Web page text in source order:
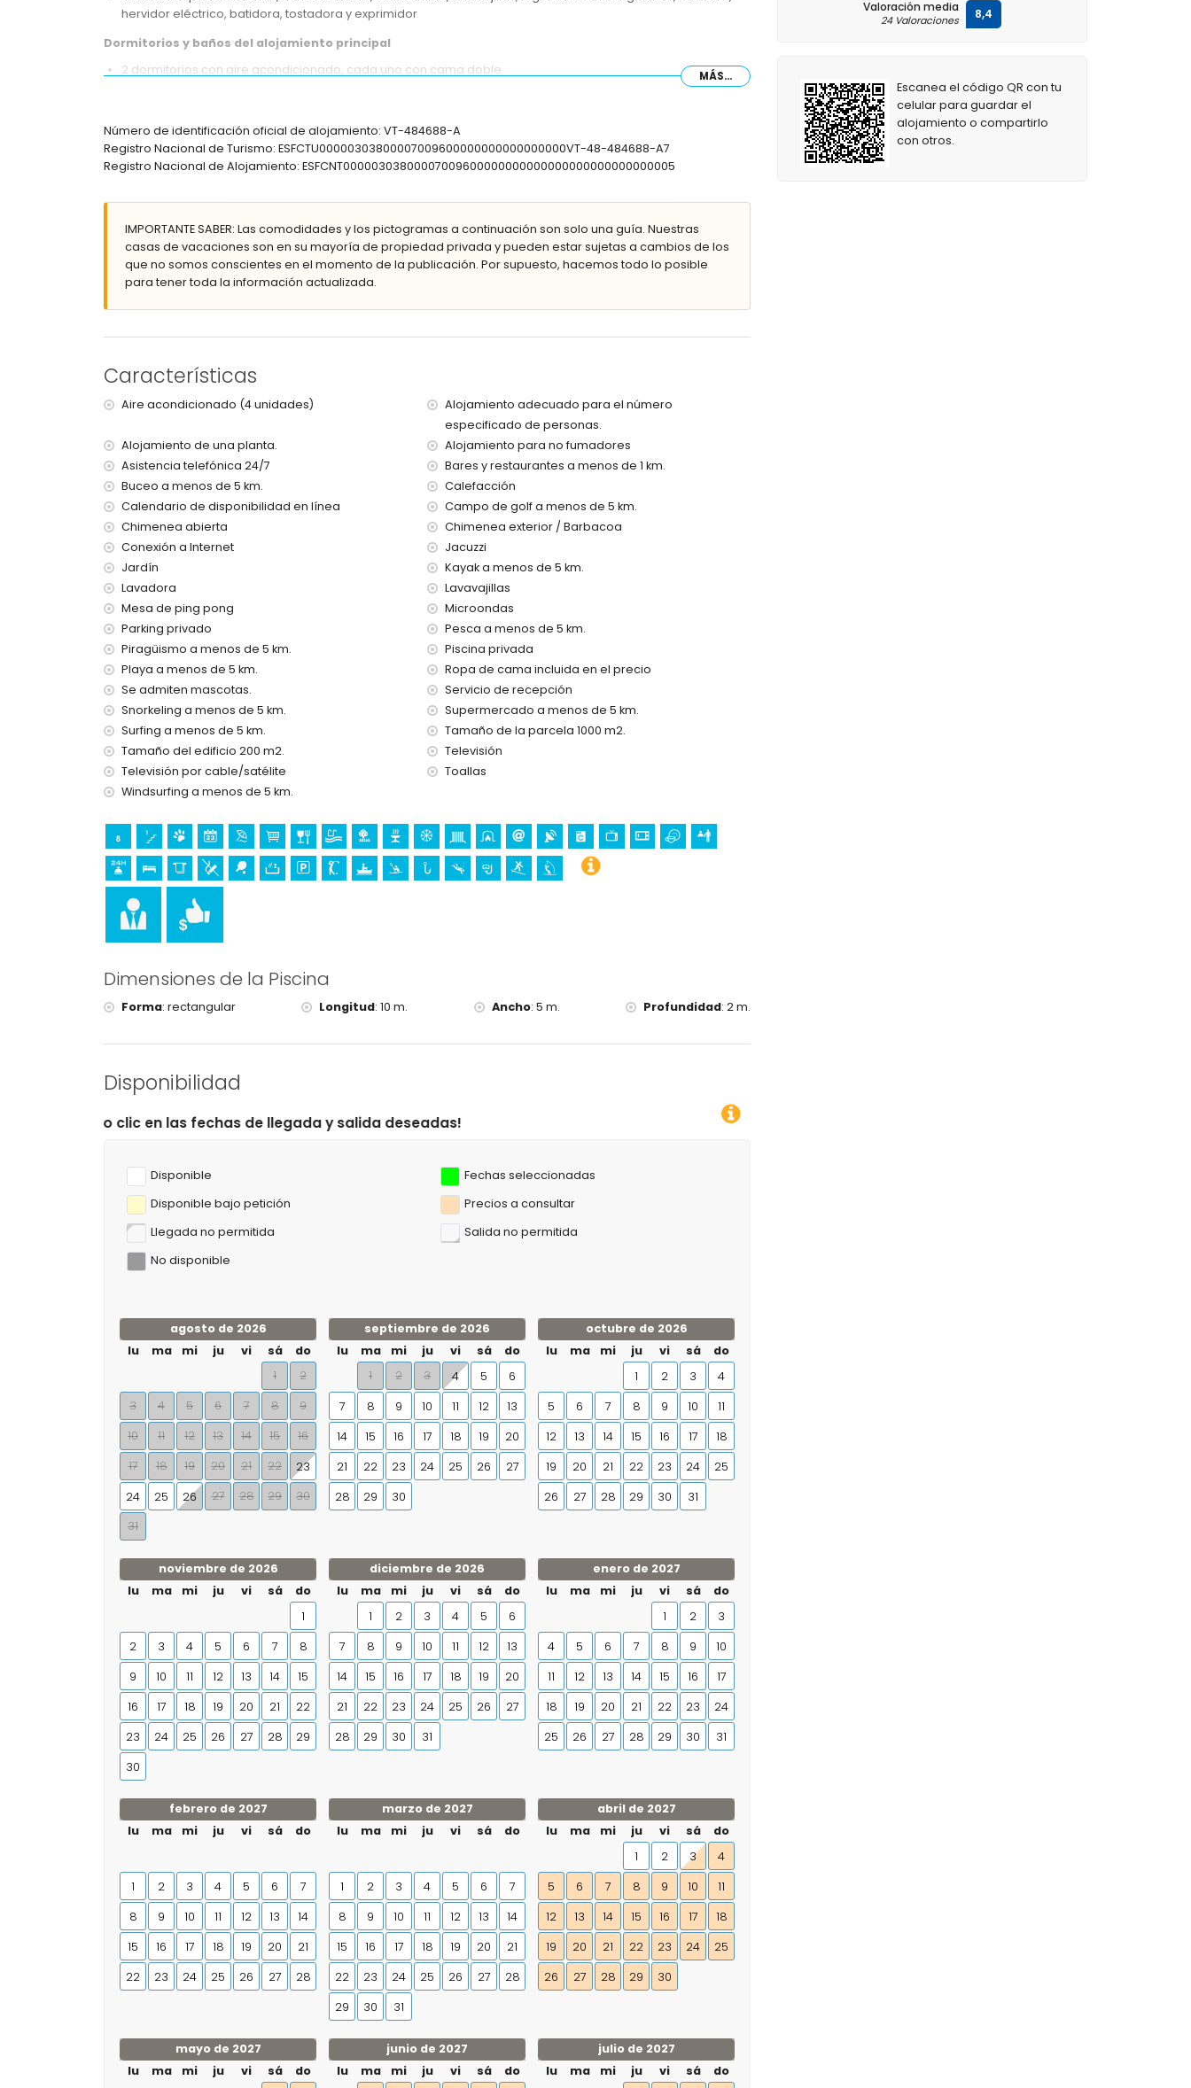
hervidor eléctrico, batidora, tostadora y exprimidor
Dormitorios y baños del alojamiento principal
2 dormitorios con aire acondicionado, cada uno con cama doble
baño con doble lavabo, bañera, ducha y aseo
Interior del apartamento interior
dormitorio con aire acondicionado y cama doble
Exterior de esta casa de vacaciones
parcela vallada
piscina privada de 10m x 5m y 2m de profundidad
hermoso jardín con césped, árboles y mobiliario de jardín con tumbonas
ducha exterior
2 plazas de aparcamiento privadas
Más información
pueblo más cercano: Xàbia (a menos de 5 kilómetros de la casa)
orilla o ribera más cercana: Mediterráneo (a menos de 5 kilómetros de la casa)
playa más cercana: El Moraig, Xàbia (a menos de 5 kilómetros de la casa)
puerto más cercano: Puerto de Moraira (a menos de 10 kilómetros de la casa)
parque más cercano: Cumbre del Sol (a menos de 10 kilómetros de la casa)
aeropuerto más cercano: Alicante (a menos de 100 kilómetros de la casa)
segundo aeropuerto más cercano: Valencia (> 100 kilómetros)
se prohíbe fumar
se admiten mascotas
El alojamiento es muy adecuado para familias con niños
Instalaciones y servicios incluidos en el precio del alquiler de esta casa de vacaciones
internet (WiFi)
plancha y tabla de planchar
servicio de recepción y servicio de emergencia 24 horas
ping-pong
calefacción central y aire acondicionado
Instalaciones y servicios con coste adicional
jacuzzi al aire libre
Entretenimiento y actividades de ocio para sus vacaciones en Benitachell, Costa Blanca
paseo (El Portet) (a menos de 5 kilómetros de la casa)
iglesia (Parroquia de Santa María Magdalena, Benitachell), castillo (Castell de Moraira), ruina (Castell de
Moraira), monumento (Torre de Vigía del Cap d'Or) y lugar histórico (Centro histórico) (a menos de 5
museo (Ecomuseo Cemroqt L'almassera) (a menos de 10 kilómetros del alojamiento)
Deportes
kilómetros de la casa)
MÁS...
Número de identificación oficial de alojamiento: VT-484688-A
Registro Nacional de Turismo: ESFCTU00000303800007009600000000000000000VT-48-484688-A7
Registro Nacional de Alojamiento: ESFCNT00000303800007009600000000000000000000000000005
IMPORTANTE SABER: Las comodidades y los pictogramas a continuación son solo una guía. Nuestras
casas de vacaciones son en su mayoría de propiedad privada y pueden estar sujetas a cambios de los
que no somos conscientes en el momento de la publicación. Por supuesto, hacemos todo lo posible
para tener toda la información actualizada.
Características
Aire acondicionado (4 unidades)
Alojamiento adecuado para el número
especificado de personas.
Alojamiento de una planta.
Alojamiento para no fumadores
Asistencia telefónica 24/7
Bares y restaurantes a menos de 1 km.
Buceo a menos de 5 km.
Calefacción
Calendario de disponibilidad en línea
Campo de golf a menos de 5 km.
Chimenea abierta
Chimenea exterior / Barbacoa
Conexión a Internet
Jacuzzi
Jardín
Kayak a menos de 5 km.
Lavadora
Lavavajillas
Mesa de ping pong
Microondas
Parking privado
Pesca a menos de 5 km.
Piragüismo a menos de 5 km.
Piscina privada
Playa a menos de 5 km.
Ropa de cama incluida en el precio
Se admiten mascotas.
Servicio de recepción
Snorkeling a menos de 5 km.
Supermercado a menos de 5 km.
Surfing a menos de 5 km.
Tamaño de la parcela 1000 m2.
Tamaño del edificio 200 m2.
Televisión
Televisión por cable/satélite
Toallas
Windsurfing a menos de 5 km.
Dimensiones de la Piscina
Forma: rectangular Longitud:10 m. Ancho: 5 m. Profundidad: 2 m.
Disponibilidad
las fechas de llegada y salida deseadas!
Disponible
Fechas seleccionadas
Disponible bajo petición
Precios a consultar
Llegada no permitida
Salida no permitida
No disponible
agosto de 2026
lu
ma mi ju vi sá
do
1
2
3
4 5 6 7 8
9
10
11 12 13 14 15
16
17
18 19 20 21 22
23
24
25 26 27 28 29
30
31
septiembre de 2026
lu
ma mi ju vi sá
do
1
2 3 4 5
6
7
8 9 10 11 12
13
14
15 16 17 18 19
20
21
22 23 24 25 26
27
28
29 30
octubre de 2026
lu
ma mi ju vi sá
do
1
2 3
4
5
6 7 8 9 10
11
12
13 14 15 16 17
18
19
20 21 22 23 24
25
26
27 28 29 30 31
noviembre de 2026
lu
ma mi ju vi sá
do
1
2
3 4 5 6 7
8
9
10 11 12 13 14
15
16
17 18 19 20 21
22
23
24 25 26 27 28
29
30
diciembre de 2026
lu
ma mi ju vi sá
do
1
2 3 4 5
6
7
8 9 10 11 12
13
14
15 16 17 18 19
20
21
22 23 24 25 26
27
28
29 30 31
enero de 2027
lu
ma mi ju vi sá
do
1
2
3
4
5 6 7 8 9
10
11
12 13 14 15 16
17
18
19 20 21 22 23
24
25
26 27 28 29 30 31
febrero de 2027
lu
ma mi ju vi sá do
1 2 3 4 5 6
7
8
9 10 11 12 13
14
15
16 17 18 19 20
21
22
23 24 25 26 27 28
marzo de 2027
lu
ma mi ju vi sá do
1 2 3 4 5 6
7
8
9 10 11 12 13
14
15
16 17 18 19 20
21
22
23 24 25 26 27
28
29
30 31
abril de 2027
lu
ma mi ju vi sá
do
1
2 3
4
5
6 7 8 9 10
11
12
13 14 15 16 17
18
19
20 21 22 23 24
25
26
27 28 29 30
mayo de 2027
lu
ma mi ju vi sá do
junio de 2027
lu
ma mi ju vi sá do
julio de 2027
lu
ma mi ju vi sá do
Valoración media
24 Valoraciones 8,4
Escanea el código QR con tu
celular para guardar el
alojamiento o compartirlo
con otros.